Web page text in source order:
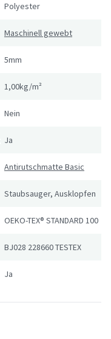
Polyester
Maschinell gewebt
5mm
1,00kg/m²
Nein
Ja
Antirutschmatte Basic
Staubsauger, Ausklopfen
OEKO-TEX® STANDARD 100
BJ028 228660 TESTEX
Ja